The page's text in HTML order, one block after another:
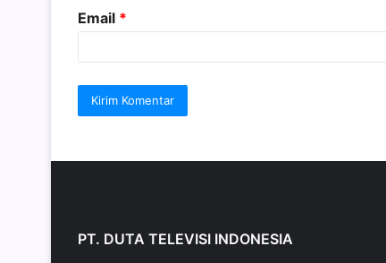
Email *
PT. DUTA TELEVISI INDONESIA